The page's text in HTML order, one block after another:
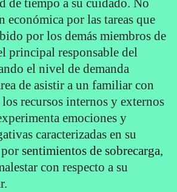
de tiempo a su cuidado. No
económica por las tareas que
por los demás miembros de
principal responsable del
el nivel de demanda
de asistir a un familiar con
recursos internos y externos
emociones y
caracterizadas en su
sentimientos de sobrecarga,
con respecto a su